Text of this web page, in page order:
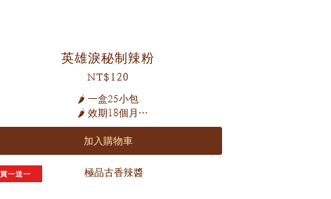
英雄淚秘制辣粉
NT$120
🌶️ 一盒25小包
🌶️ 效期18個月
嚴選紅辣椒與大紅袍花椒帶出麻辣口感
加上特選八角、孜然、丁香等十幾種辛香料
完美比例細細研磨
加入購物車
買一送一